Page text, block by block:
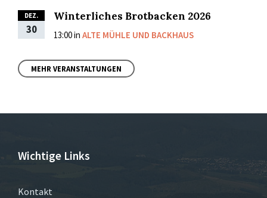
DEZ.
30
Winterliches Brotbacken 2026
13:00in ALTE MÜHLE UND BACKHAUS
MEHR VERANSTALTUNGEN
Wichtige Links
Kontakt